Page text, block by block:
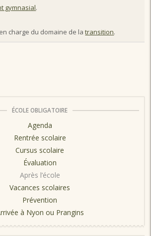
gymnasial.
charge du domaine de latransition.
ÉCOLE OBLIGATOIRE
Agenda
Rentrée scolaire
Cursus scolaire
Évaluation
Après l’école
Vacances scolaires
Prévention
à Nyon ou Prangins